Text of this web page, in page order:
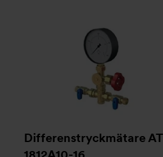
Differenstryckmätare AT